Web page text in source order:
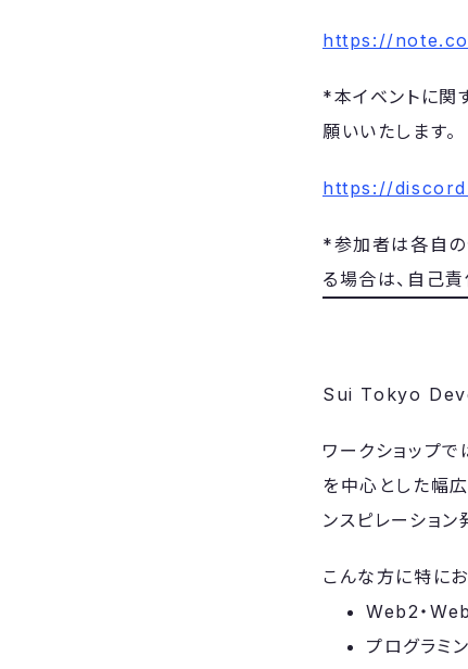
https://
​​*本イベントに関
願いいたします。
https://
​*参加者は各自の
る場合は、自己
​​Sui Tokyo
ワークショップ
を中心とした幅
ンスピレーショ
こんな方に特にお
​​Web2・
プログラミ